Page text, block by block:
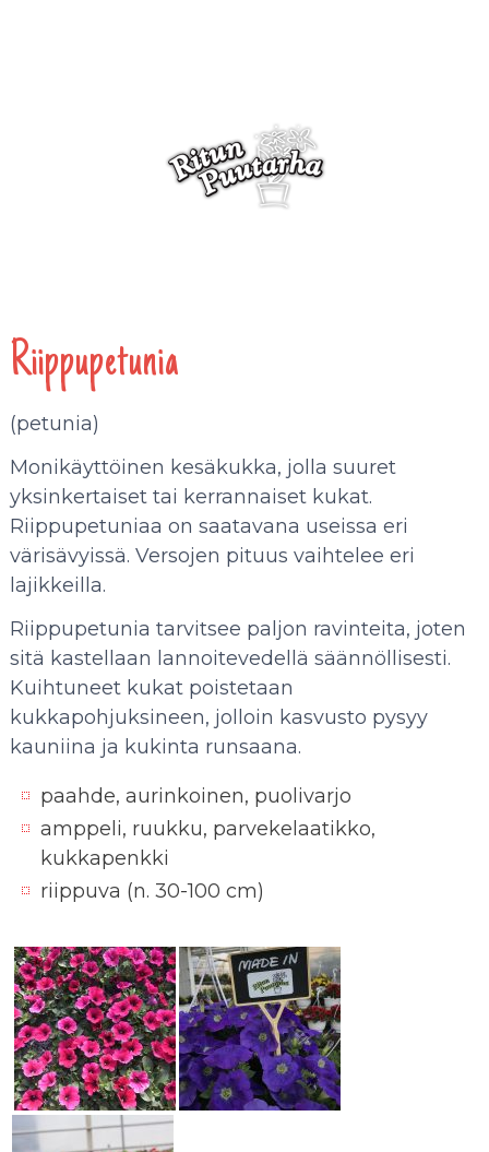
Riippupetunia
(petunia)
Monikäyttöinen kesäkukka, jolla suuret
yksinkertaiset tai kerrannaiset kukat.
Riippupetuniaa on saatavana useissa eri
värisävyissä. Versojen pituus vaihtelee eri
lajikkeilla.
Riippupetunia tarvitsee paljon ravinteita, joten
sitä kastellaan lannoitevedellä säännöllisesti.
Kuihtuneet kukat poistetaan
kukkapohjuksineen, jolloin kasvusto pysyy
kauniina ja kukinta runsaana.
paahde, aurinkoinen, puolivarjo
amppeli, ruukku, parvekelaatikko,
kukkapenkki
riippuva (n. 30-100 cm)